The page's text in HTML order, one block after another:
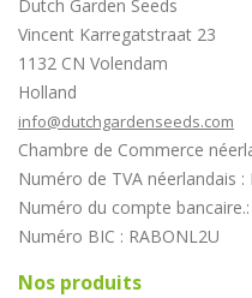
Dutch Garden Seeds
Vincent Karregatstraat 23
1132 CN Volendam
Holland
info@dutchgardenseeds.com
Chambre de Commerce
Numéro de TVA néerlandais
Numéro du compte
Numéro BIC : RABONL2U
Nos produits